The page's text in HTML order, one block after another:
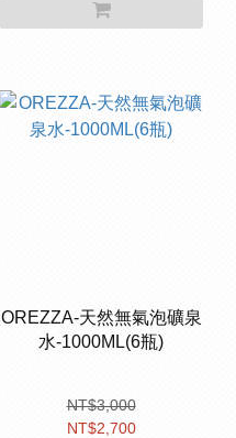
OREZZA-天然無氣泡礦泉
水-1000ML(6瓶)
NT$3,000
NT$2,700